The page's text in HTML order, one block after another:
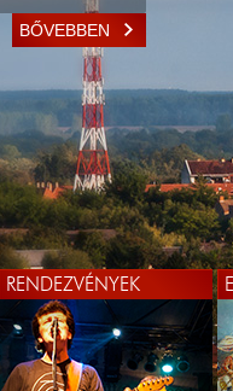
BŐVEBBEN
RENDEZVÉNYEK